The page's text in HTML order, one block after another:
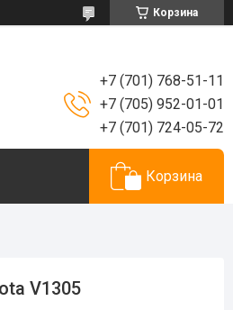
Корзина
+7 (701) 768-51-11
+7 (705) 952-01-01
+7 (701) 724-05-72
Корзина
V1305